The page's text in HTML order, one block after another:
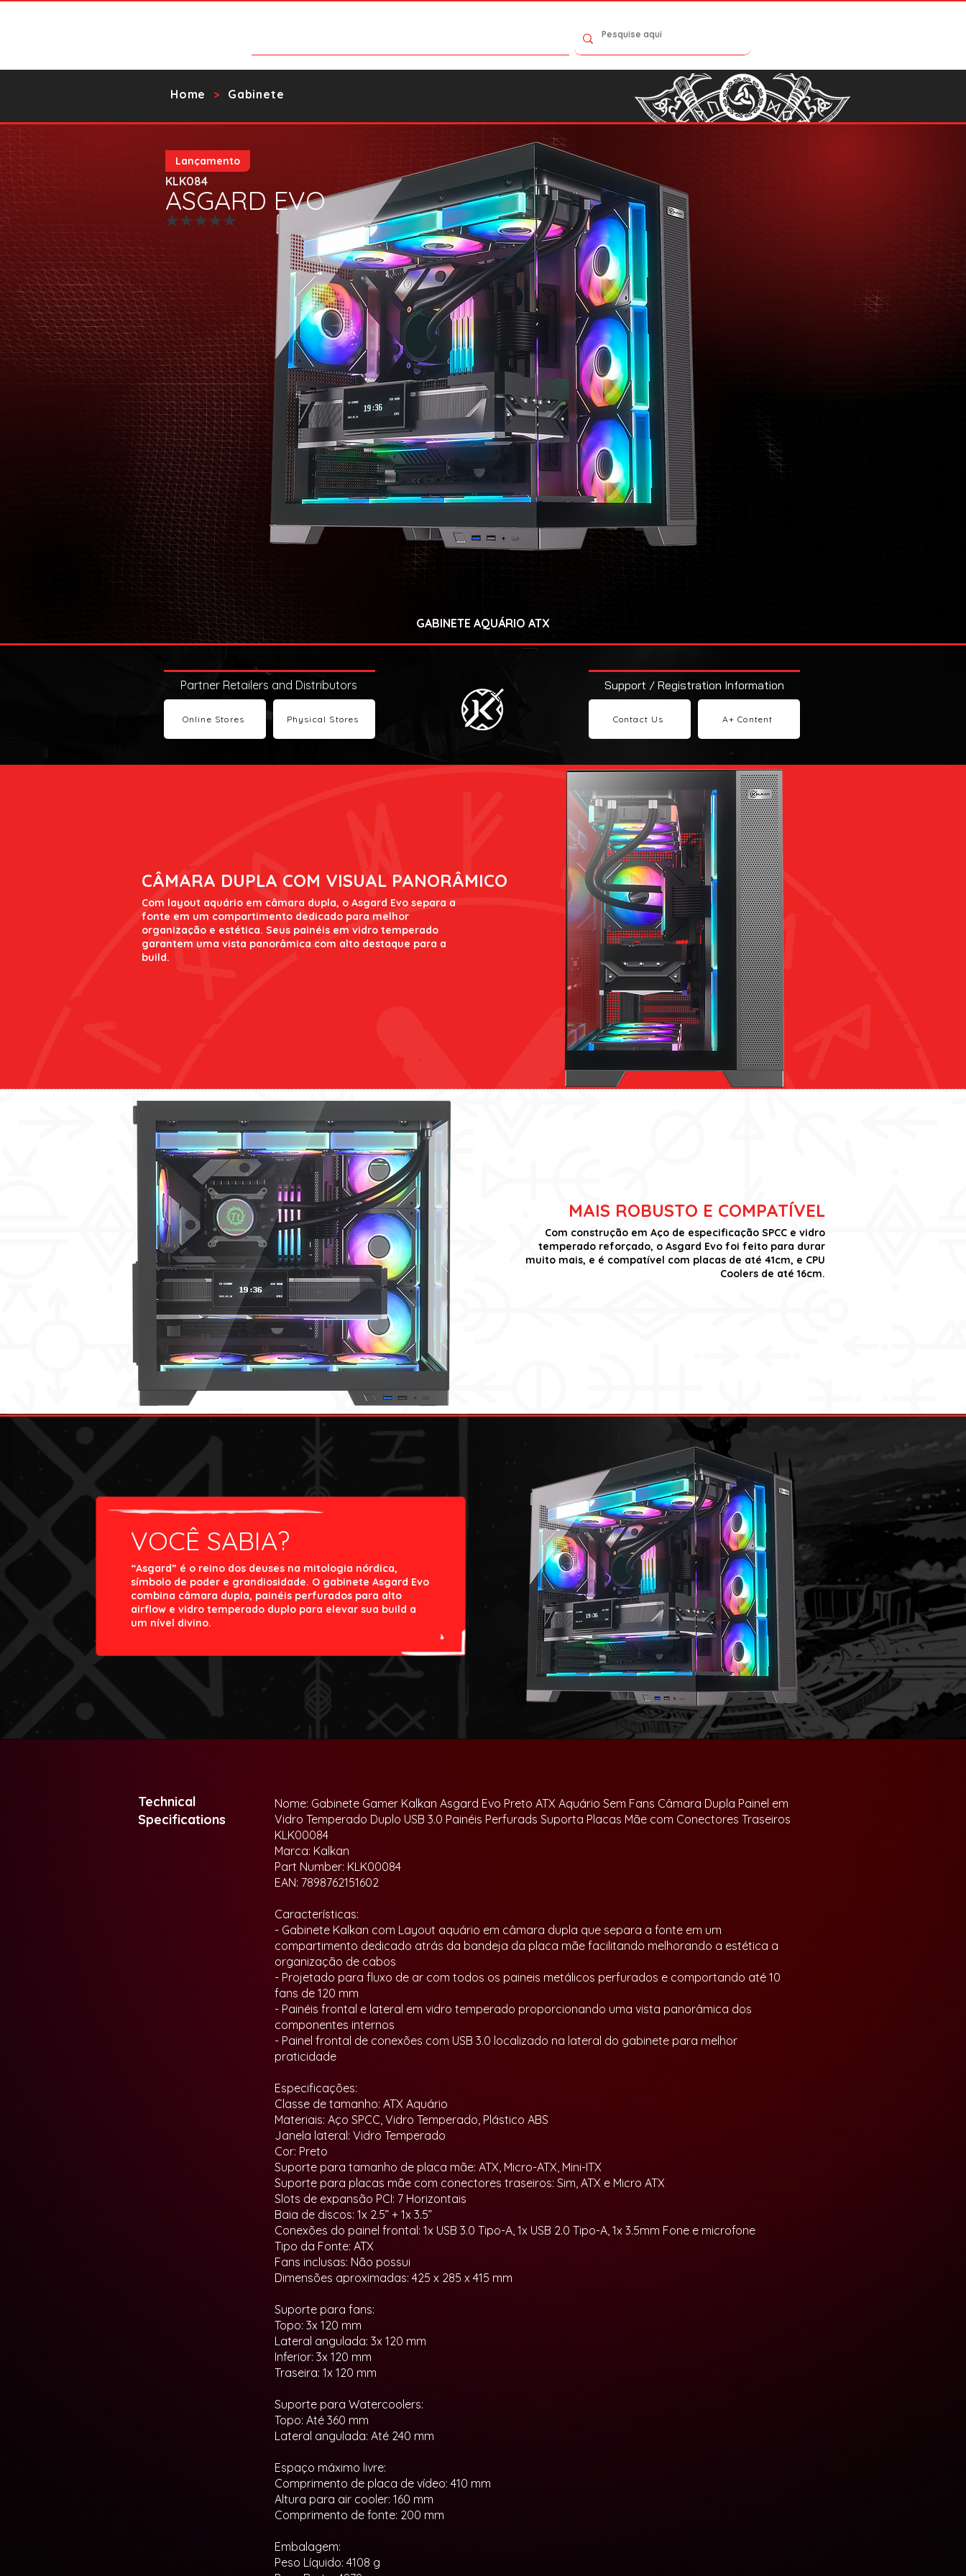
>
Home Gabinete
ASGARD EVO
No ratings yet
KLK084
Lançamento
GABINETE AQUÁRIO ATX
Partner Retailers and Distributors
Online Stores Physical Stores
Support / Registration Information
Contact Us A+ Content
CÂMARA DUPLA COM VISUAL PANORÂMICO
Com layout aquário em câmara dupla, o Asgard Evo separa a
fonte em um compartimento dedicado para melhor
organização e estética. Seus painéis em vidro temperado
garantem uma vista panorâmica com alto destaque para a
build.
MAIS ROBUSTO E COMPATÍVEL
Com construção em Aço de especificação SPCC e vidro
temperado reforçado, o Asgard Evo foi feito para durar
muito mais, e é compatível com placas de até 41cm, e CPU
Coolers de até 16cm.
VOCÊ SABIA?
“Asgard” é o reino dos deuses na mitologia nórdica,
símbolo de poder e grandiosidade. O gabinete Asgard Evo
combina câmara dupla, painéis perfurados para alto
airflow e vidro temperado duplo para elevar sua build a
um nível divino.
Technical
Specifications
Nome: Gabinete Gamer Kalkan Asgard Evo Preto ATX Aquário Sem Fans Câmara Dupla Painel em
Vidro Temperado Duplo USB 3.0 Painéis Perfurads Suporta Placas Mãe com Conectores Traseiros
KLK00084
Marca: Kalkan
Part Number: KLK00084
EAN: 7898762151602
Características:
- Gabinete Kalkan com Layout aquário em câmara dupla que separa a fonte em um
compartimento dedicado atrás da bandeja da placa mãe facilitando melhorando a estética a
organização de cabos
- Projetado para fluxo de ar com todos os paineis metálicos perfurados e comportando até 10
fans de 120 mm
- Painéis frontal e lateral em vidro temperado proporcionando uma vista panorâmica dos
componentes internos
- Painel frontal de conexões com USB 3.0 localizado na lateral do gabinete para melhor
praticidade
Especificações:
Classe de tamanho: ATX Aquário
Materiais: Aço SPCC, Vidro Temperado, Plástico ABS
Janela lateral: Vidro Temperado
Cor: Preto
Suporte para tamanho de placa mãe: ATX, Micro-ATX, Mini-ITX
Suporte para placas mãe com conectores traseiros: Sim, ATX e Micro ATX
Slots de expansão PCI: 7 Horizontais
Baia de discos: 1x 2.5” + 1x 3.5”
Conexões do painel frontal: 1x USB 3.0 Tipo-A, 1x USB 2.0 Tipo-A, 1x 3.5mm Fone e microfone
Tipo da Fonte: ATX
Fans inclusas: Não possui
Dimensões aproximadas: 425 x 285 x 415 mm
Suporte para fans:
Topo: 3x 120 mm
Lateral angulada: 3x 120 mm
Inferior: 3x 120 mm
Traseira: 1x 120 mm
Suporte para Watercoolers:
Topo: Até 360 mm
Lateral angulada: Até 240 mm
Espaço máximo livre:
Comprimento de placa de vídeo: 410 mm
Altura para air cooler: 160 mm
Comprimento de fonte: 200 mm
Embalagem:
Peso Líquido: 4108 g